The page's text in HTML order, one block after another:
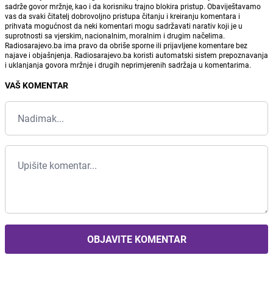
sadrže govor mržnje, kao i da korisniku trajno blokira pristup. Obaviještavamo
vas da svaki čitatelj dobrovoljno pristupa čitanju i kreiranju komentara i
prihvata mogućnost da neki komentari mogu sadržavati narativ koji je u
suprotnosti sa vjerskim, nacionalnim, moralnim i drugim načelima.
Radiosarajevo.ba ima pravo da obriše sporne ili prijavljene komentare bez
najave i objašnjenja. Radiosarajevo.ba koristi automatski sistem prepoznavanja
i uklanjanja govora mržnje i drugih neprimjerenih sadržaja u komentarima.
VAŠ KOMENTAR
OBJAVITE KOMENTAR